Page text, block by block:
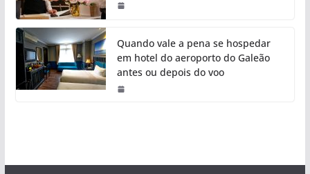
Quando vale a pena se hospedar
em hotel do aeroporto do Galeão
antes ou depois do voo